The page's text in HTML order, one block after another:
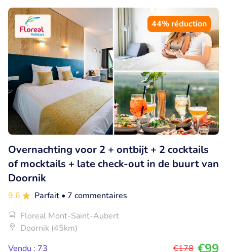
44% réduction
Overnachting voor 2 + ontbijt + 2 cocktails
of mocktails + late check-out in de buurt van
Doornik
9.6 Parfait • 7 commentaires
Floreal Mont-Saint-Aubert
Doornik (45km)
Vendu : 73
€178 €99